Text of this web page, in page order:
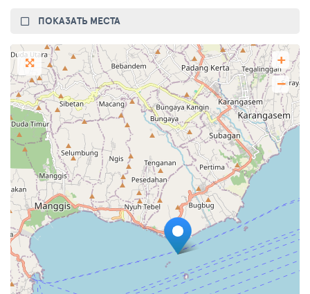
ПОКАЗАТЬ МЕСТА
+
−